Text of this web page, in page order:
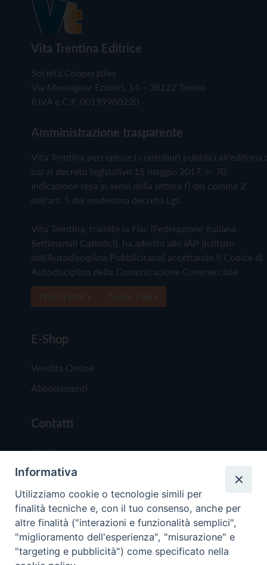
Vita Trentina Editrice
Società Cooperativa
Via Monsignor Endrici, 14 – 38122 Trento
P.IVA e C.F. 00199960220
Amministrazione trasparente
Vita Trentina percepisce i contributi pubblici all'editoria
cui al decreto legislativo 15 maggio 2017, n. 70.
Indicazione resa ai sensi della lettera f) del comma 2
dell'art. 5 del medesimo decreto Lgs.
Vita Trentina, tramite la Fisc (Federazione Italiana
Settimanali Cattolici), ha aderito allo IAP (Istituto
dell'Autodisciplina Pubblicitaria) accettando il Codice di
Autodisciplina della Comunicazione Commerciale
E-Shop
Vendita Online
Abbonamenti
Contatti
Chi Siamo
Redazione
Scrivici
Informativa
Utilizziamo cookie o tecnologie simili per
finalità tecniche e, con il tuo consenso, anche per
altre finalità ("interazioni e funzionalità semplici",
"miglioramento dell'esperienza", "misurazione" e
"targeting e pubblicità") come specificato nella